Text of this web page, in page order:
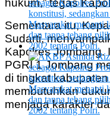
hukum,” tegas
Sementara itu,
Sudarti,
Kapolres Jombang.
PGRI 1 Jombang
di tingkat
membutuhkan
menjaga karakter